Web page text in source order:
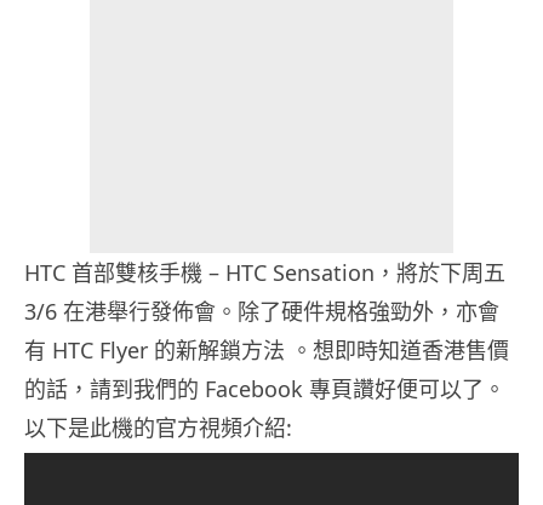
HTC 首部雙核手機 – HTC Sensation，將於下周五
3/6 在港舉行發佈會。除了硬件規格強勁外，亦會
有 HTC Flyer 的新解鎖方法 。想即時知道香港售價
的話，請到我們的 Facebook 專頁讚好便可以了。
以下是此機的官方視頻介紹: